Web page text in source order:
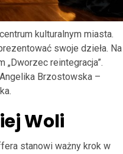
kulturalnym miasta.
swoje dzieła. Na
„Dworzec reintegracja”.
Brzostowska –
Woli
stanowi ważny krok w